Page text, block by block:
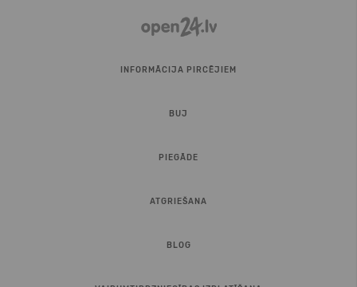
INFORMĀCIJA PIRCĒJIEM
BUJ
PIEGĀDE
ATGRIEŠANA
BLOG